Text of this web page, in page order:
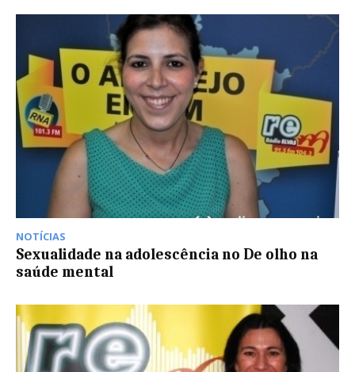
NOTÍCIAS
Sexualidade na adolescência no De olho na
saúde mental